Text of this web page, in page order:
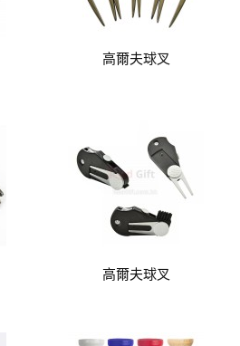
高爾夫球叉
高爾夫球叉